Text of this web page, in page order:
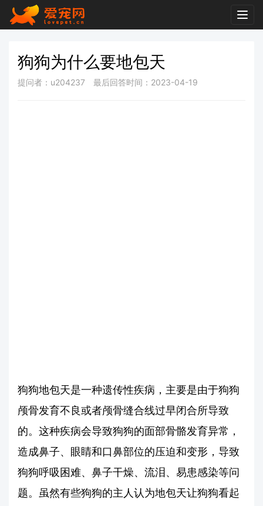
狗狗为什么要地包天
提问者：u204237 最后回答时间：2023-04-19
狗狗地包天是一种遗传性疾病，主要是由于狗狗
颅骨发育不良或者颅骨缝合线过早闭合所导致
的。这种疾病会导致狗狗的面部骨骼发育异常，
造成鼻子、眼睛和口鼻部位的压迫和变形，导致
狗狗呼吸困难、鼻子干燥、流泪、易患感染等问
题。虽然有些狗狗的主人认为地包天让狗狗看起